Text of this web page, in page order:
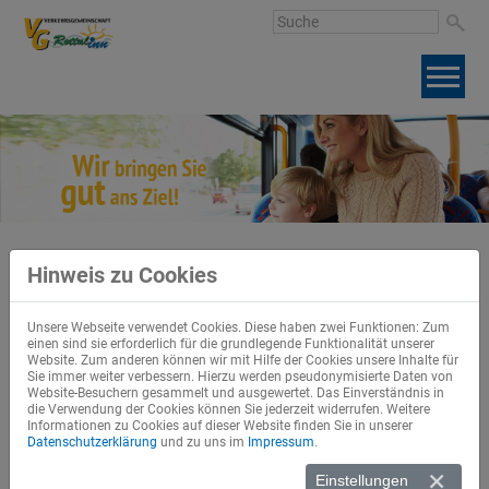
BADEBUSVERKEHR BAD BIRNBACH
Der Bad Birnbacher Badebus verkehrt 365 Tage im Jahr. Dabei bedient
Gemeindebereich Bayerbach.
Fahrplan Linie 7522 Bad Birnbacher Badebus bis 31.07.2026
Fahrplan Linie 7522 Bad Birnbacher Badebus ab 01.08.2026
LINIENVERKEHR ZUR REALSCHULE ARNSTORF
Linie 6257 Egglham - Johanniskirchen - Dietersburg - Arnstorf
Hinweis zu Cookies
Unsere Webseite verwendet Cookies. Diese haben zwei Funktionen: Zum
einen sind sie erforderlich für die grundlegende Funktionalität unserer
Website. Zum anderen können wir mit Hilfe der Cookies unsere Inhalte für
Sie immer weiter verbessern. Hierzu werden pseudonymisierte Daten von
Website-Besuchern gesammelt und ausgewertet. Das Einverständnis in
die Verwendung der Cookies können Sie jederzeit widerrufen. Weitere
Informationen zu Cookies auf dieser Website finden Sie in unserer
Datenschutzerklärung und zu uns im Impressum.
Einstellungen